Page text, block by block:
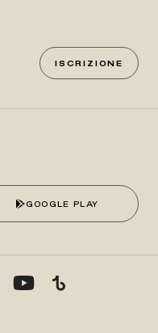
ISCRIZIONE
GOOGLE PLAY